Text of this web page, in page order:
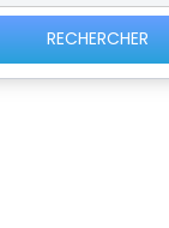
RECHERCHER